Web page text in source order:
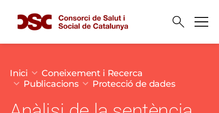
Fil d'ariadna
Inici
Coneixement i Recerca
Publicacions
Protecció de dades